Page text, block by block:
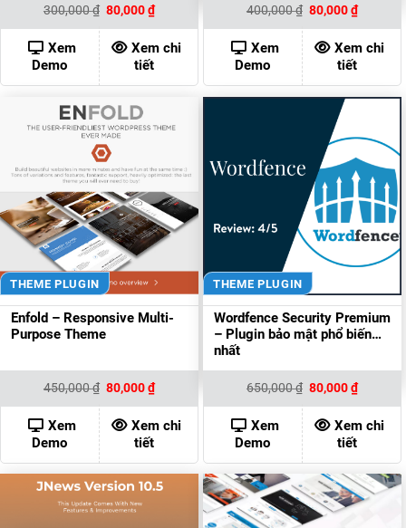
300,000₫ Giá
gốc
là:
300,000 ₫.
80,000₫Giá
hiện
tại
là:
80,000 ₫.
Xem
Demo
Xem chi
tiết
400,000₫ Giá
gốc
là:
400,000 ₫.
80,000₫Giá
hiện
tại
là:
80,000
Xem
Demo
Xem chi
tiết
THEME PLUGIN
Enfold – Responsive Multi-
Purpose Theme
450,000₫ Giá
gốc
là:
450,000 ₫.
80,000₫Giá
hiện
tại
là:
80,000 ₫.
Xem
Demo
Xem chi
tiết
THEME PLUGIN
Wordfence Security Premium
– Plugin bảo mật phổ biến
nhất
650,000₫ Giá
gốc
là:
650,000 ₫.
80,000₫Giá
hiện
tại
là:
80,000
Xem
Demo
Xem chi
tiết